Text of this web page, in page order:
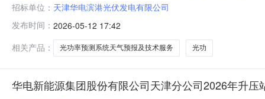
招标单位： 天津华电滨港光伏发电有限公司
发布时间： 2026-05-12 17:42
相关产品：
光功率预测系统天气预报及技术服务 光功
华电新能源集团股份有限公司天津分公司2026年升